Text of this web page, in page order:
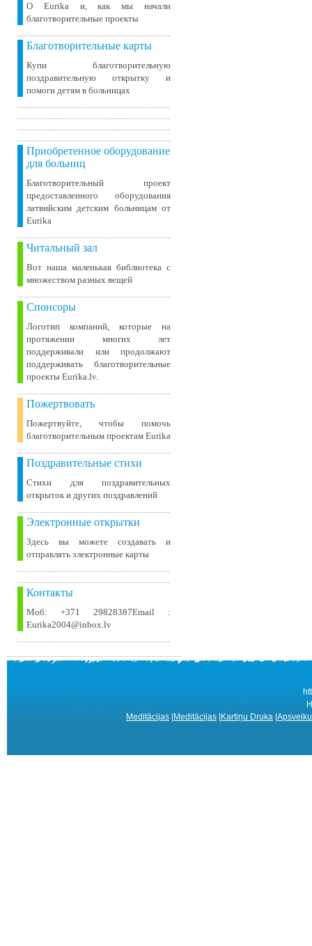
О Eurika и, как мы начали
благотворительные проекты
Благотворительные карты
Купи благотворительную
поздравительную открытку и
помоги детям в больницах
Приобретенное оборудование
для больниц
Благотворительный проект
предоставленного оборудования
латвийским детским больницам от
Eurika
Читальный зал
Вот наша маленькая библиотека c
множеством разных вещей
Спонсоры
Логотип компаний, которые на
протяжении многих лет
поддерживали или продолжают
поддерживать благотворительные
проекты Eurika.lv.
Пожертвовать
Пожертвуйте, чтобы помочь
благотворительным проектам Eurika
Поздравительные стихи
Стихи для поздравительных
открыток и других поздравлений
Электронные открытки
Здесь вы можете создавать и
отправлять электронные карты
Контакты
Моб: +371 29828387Email :
Eurika2004@inbox.lv
Meditācijas Meditācijas Kartiņu Druka